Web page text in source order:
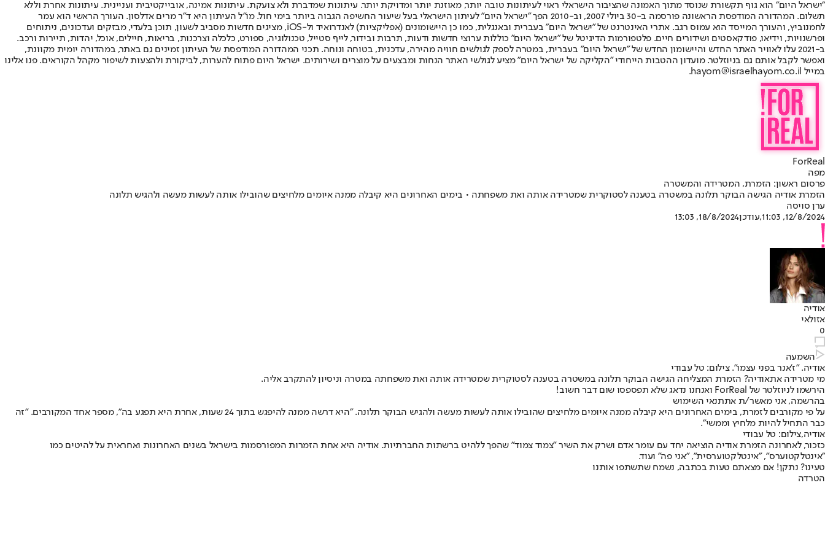
"ישראל היום" הוא גוף תקשורת שנוסד מתוך האמונה שהציבור הישראלי ראוי לעיתונות טובה יותר, מאוזנת יותר ומדויקת יותר. עיתונות שמדברת ולא צועקת. עיתונות אמינה, אובייקטיבית ועניינית. עיתונות אחרת וללא
תשלום. המהדורה המודפסת הראשונה פורסמה ב-30 ביולי 2007, וב-2010 הפך "ישראל היום" לעיתון הישראלי בעל שיעור החשיפה הגבוה ביותר בימי חול. מו"ל העיתון היא ד"ר מרים אדלסון. העורך הראשי הוא עמר
לחמנוביץ, והעורך המייסד הוא עמוס רגב. אתרי האינטרנט של "ישראל היום" בעברית ובאנגלית, כמו כן היישומונים (אפליקציות) לאנדרואיד ול-iOS, מציגים חדשות מסביב לשעון, תוכן בלעדי, מבזקים ועדכונים, ניתוחים
ופרשנויות, וידיאו, פודקאסטים ושידורים חיים. פלטפורמות הדיגיטל של "ישראל היום" כוללות ערוצי חדשות ודעות, תרבות ובידור, לייף סטייל, טכנולוגיה, ספורט, כלכלה וצרכנות, בריאות, חיילים, אוכל, יהדות, תיירות ורכב.
ב-2021 עלו לאוויר האתר החדש והיישומון החדש של "ישראל היום" בעברית, במטרה לספק לגולשים חוויה מהירה, עדכנית, בטוחה ונוחה. תכני המהדורה המודפסת של העיתון זמינים גם באתר, במהדורה יומית מקוונת,
ואפשר לקבל אותם גם בניוזלטר. מועדון ההטבות הייחודי "הקליקה של ישראל היום" מציע לגולשי האתר הנחות ומבצעים על מוצרים ושירותים. ישראל היום פתוח להערות, לביקורת ולהצעות לשיפור מקהל הקוראים. פנו אלינו
במייל hayom@israelhayom.co.il.
ForReal
מפה
פרסום ראשון: הזמרת, המטרידה והמשטרה
הזמרת אודיה הגישה הבוקר תלונה במשטרה בטענה לסטוקרית שמטרידה אותה ואת משפחתה • בימים האחרונים היא קיבלה ממנה איומים מלחיצים שהובילו אותה לעשות מעשה ולהגיש תלונה
ערן סויסה
12/8/2024, 11:03
,עודכן18/8/2024, 13:03
אודיה
אזולאי
0
השמעה
אודיה. "ז'אנר בפני עצמו". צילום: טל עבודי
מי מטרידה אתאודיה? הזמרת המצליחה הגישה הבוקר תלונה במשטרה בטענה לסטוקרית שמטרידה אותה ואת משפחתה במטרה וניסיון להתקרב אליה.
הירשמו לניוזלטר של ForReal ואנחנו נדאג שלא תפספסו שום דבר חשוב!
בהרשמה, אני מאשר/ת אתתנאי השימוש
על פי מקורבים לזמרת, בימים האחרונים היא קיבלה ממנה איומים מלחיצים שהובילו אותה לעשות מעשה ולהגיש הבוקר תלונה. "היא דרשה ממנה להיפגש בתוך 24 שעות, אחרת היא תפגע בה", מספר אחד המקורבים. "זה
כבר התחיל להיות מלחיץ וממשי".
אודיה,צילום: טל עבודי
כזכור, לאחרונה הזמרת אודיה הוציאה יחד עם עומר אדם ושרק את השיר "צמוד צמוד" שהפך ללהיט ברשתות החברתיות. אודיה היא אחת הזמרות המפורסמות בישראל בשנים האחרונות ואחראית על להיטים כמו
"אינטלקטוערס", "אינטלקטוערסית", "אני פה" ועוד.
טעינו? נתקן! אם מצאתם טעות בכתבה, נשמח שתשתפו אותנו
הטרדה